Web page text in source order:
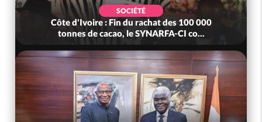
SOCIÉTÉ
Côte d'Ivoire : MIRAH, bras de fer autour de la
mutuelle, le SYNHA-CI saisi...